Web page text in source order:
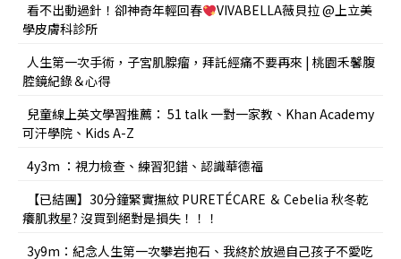
看不出動過針！卻神奇年輕回春
VIVABELLA薇貝拉 @上立美
學皮膚科診所
人生第一次手術，子宮肌腺瘤，拜託經痛不要再來 | 桃園禾馨腹
腔鏡紀錄＆心得
兒童線上英文學習推薦： 51 talk 一對一家教、Khan Academy
可汗學院、Kids A-Z
4y3m ：視力檢查、練習犯錯、認識華德福
【已結團】30分鐘緊實撫紋 PURETÉCARE ＆ Cebelia 秋冬乾
癢肌救星? 沒買到絕對是損失！！！
3y9m：紀念人生第一次攀岩抱石、我終於放過自己孩子不愛吃